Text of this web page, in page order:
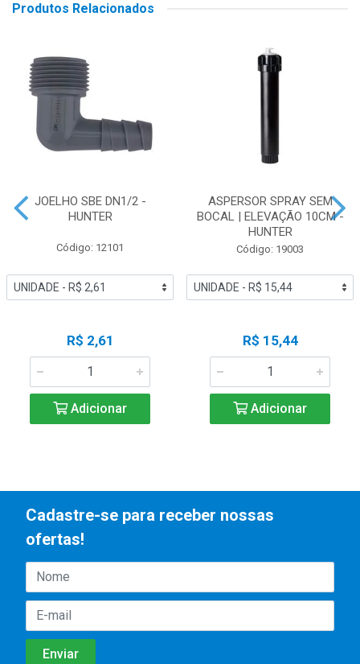
Produtos Relacionados
JOELHO SBE DN1/2 -
HUNTER
Código: 12101
R$ 2,61
Adicionar
ASPERSOR SPRAY SEM
BOCAL | ELEVAÇÃO 10CM -
HUNTER
Código: 19003
R$ 15,44
Adicionar
Cadastre-se para receber nossas
ofertas!